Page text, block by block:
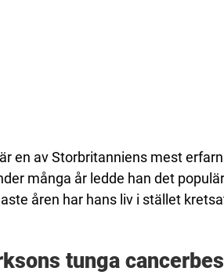
är en av Storbritanniens mest
många år ledde han det
åren har hans liv i stället
tunga